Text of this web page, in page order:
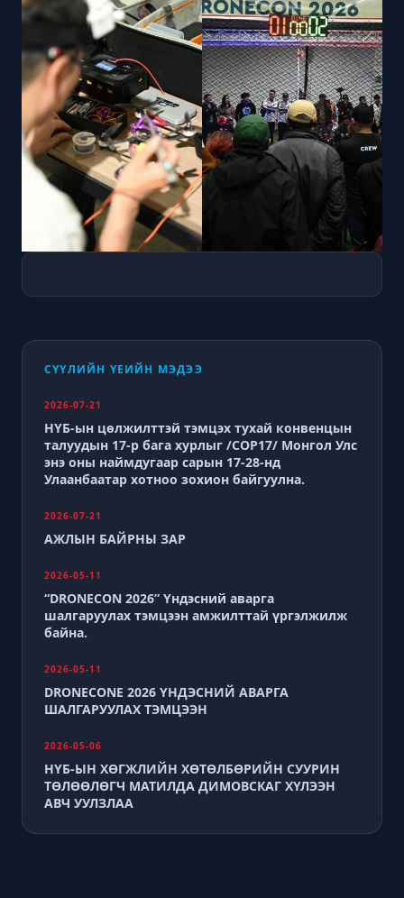
СҮҮЛИЙН ҮЕИЙН МЭДЭЭ
2026-07-21
НҮБ-ын цөлжилттэй тэмцэх тухай конвенцын
талуудын 17-р бага хурлыг /СОР17/ Монгол Улс
энэ оны наймдугаар сарын 17-28-нд
Улаанбаатар хотноо зохион байгуулна.
2026-07-21
АЖЛЫН БАЙРНЫ ЗАР
2026-05-11
“DRONECON 2026” Үндэсний аварга
шалгаруулах тэмцээн амжилттай үргэлжилж
байна.
2026-05-11
DRONECONE 2026 ҮНДЭСНИЙ АВАРГА
ШАЛГАРУУЛАХ ТЭМЦЭЭН
2026-05-06
НҮБ-ЫН ХӨГЖЛИЙН ХӨТӨЛБӨРИЙН СУУРИН
ТӨЛӨӨЛӨГЧ МАТИЛДА ДИМОВСКАГ ХҮЛЭЭН
АВЧ УУЛЗЛАА